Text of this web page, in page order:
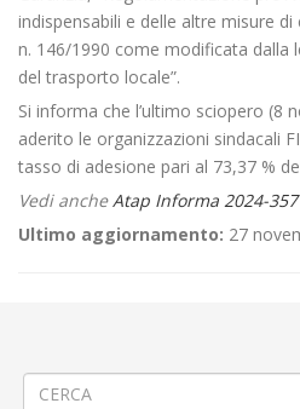
indispensabili e delle altre misure di
n. 146/1990 come modificata dalla
del trasporto locale”.
Si informa che l’ultimo sciopero (8
aderito le organizzazioni sindacali
tasso di adesione pari al 73,37 %
Vedi ancheAtap Informa 2024-357
Ultimo aggiornamento: 27